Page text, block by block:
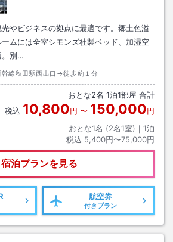
光やビジネスの拠点に最適です。郷土色溢
ムには全室シモンズ社製ベッド、加湿空
。別…
幹線秋田駅西出口→徒歩約１分
おとな2名 1泊1部屋 合計
税込 10,800円 〜 150,000円
おとな1名 (2名1室)｜ 1泊
税込 5,400円〜75,000円
宿泊プランを見る
航空券
付きプラン